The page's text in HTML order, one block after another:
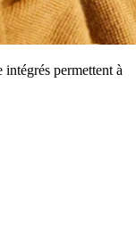
intégrés permettent à